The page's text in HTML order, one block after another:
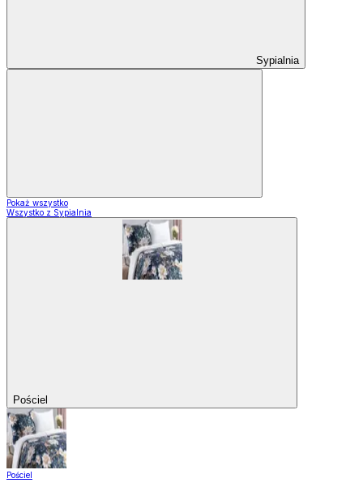
Sypialnia
Pokaż wszystko
Wszystko z Sypialnia
Pościel
Pościel